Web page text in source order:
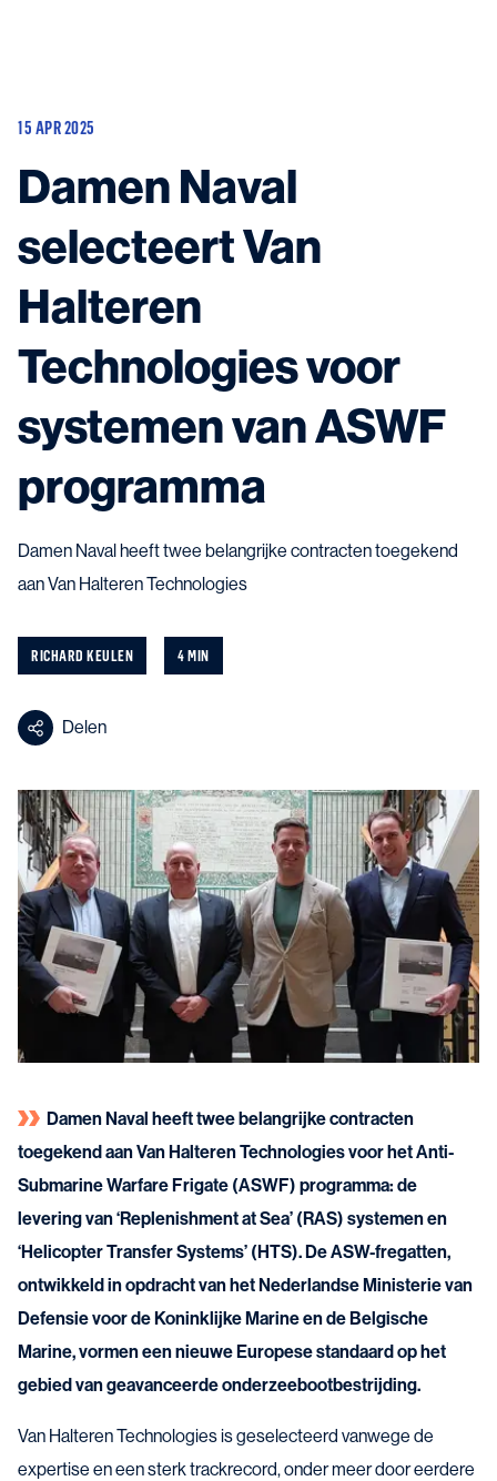
Aanbouw en update
Contact
Neem contact met ons open kom in contact met de experts in het veld.
15 APR 2025
Damen Naval
selecteert Van
Halteren
Technologies voor
systemen van ASWF
programma
Damen Naval heeft twee belangrijke contracten toegekend
aan Van Halteren Technologies
RICHARD KEULEN 4 MIN
Delen
Damen Naval heeft twee belangrijke contracten
toegekend aan Van Halteren Technologies voor het Anti-
Submarine Warfare Frigate (ASWF) programma: de
levering van ‘Replenishment at Sea’ (RAS) systemen en
‘Helicopter Transfer Systems’ (HTS). De ASW-fregatten,
ontwikkeld in opdracht van het Nederlandse Ministerie van
Defensie voor de Koninklijke Marine en de Belgische
Marine, vormen een nieuwe Europese standaard op het
gebied van geavanceerde onderzeebootbestrijding.
Van Halteren Technologies is geselecteerd vanwege de
expertise en een sterk trackrecord, onder meer door eerdere